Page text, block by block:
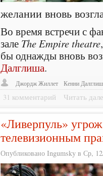
желании вновь
Во время встречи с
зале The Empire theatre
бы однажды вновь
Далглиша.
Джордж Жиллет Кенни Далглиш
31 комментарий Читать
«Ливерпуль»
телевизионным
Опубликовано Ingumsky в Ср,